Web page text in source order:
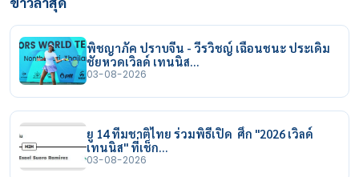
พิชญาภัค ปราบจีน - วีรวิชญ์ เฉือนชนะ ประเดิม
ชัยหวดเวิลด์ เทนนิส…
03-08-2026
ยู 14 ทีมชาติไทย ร่วมพิธีเปิด ศึก "2026 เวิลด์
เทนนิส" ที่เช็ก…
03-08-2026